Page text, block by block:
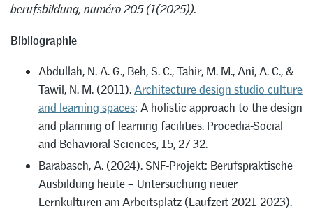
berufsbildung, numéro 205 (1(2025)).
Bibliographie
Abdullah, N. A. G., Beh, S. C., Tahir, M. M., Ani, A. C., &
Tawil, N. M. (2011).Architecture design studio culture
and learning spaces: A holistic approach to the design
and planning of learning facilities. Procedia-Social
and Behavioral Sciences, 15, 27-32.
Barabasch, A. (2024). SNF-Projekt: Berufspraktische
Ausbildung heute – Untersuchung neuer
Lernkulturen am Arbeitsplatz (Laufzeit 2021-2023).